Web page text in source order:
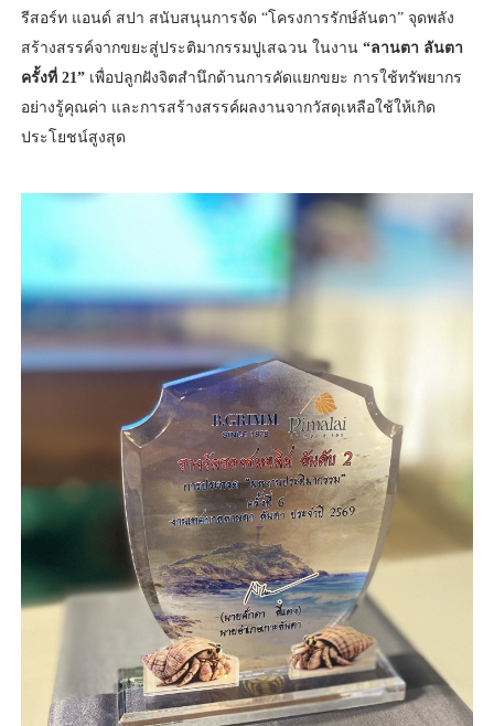
รีสอร์ท แอนด์ สปา สนับสนุนการจัด “โครงการรักษ์ลันตา” จุดพลัง
สร้างสรรค์จากขยะสู่ประติมากรรมปูเสฉวน ในงาน “ลานตา ลันตา
ครั้งที่ 21”เพื่อปลูกฝังจิตสำนึกด้านการคัดแยกขยะ การใช้ทรัพยากร
อย่างรู้คุณค่า และการสร้างสรรค์ผลงานจากวัสดุเหลือใช้ให้เกิด
ประโยชน์สูงสุด